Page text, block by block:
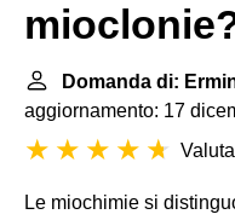
Domanda di:
aggiornamento: 17
Le miochimie si